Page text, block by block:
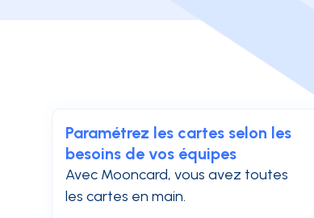
Paramétrez les cartes selon les
besoins de vos équipes
Avec Mooncard, vous avez toutes
les cartes en main.